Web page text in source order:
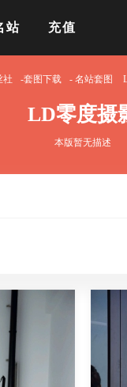
站 充值
社 -套图下载 - 名站套图
LD零度摄
本版暂无描述